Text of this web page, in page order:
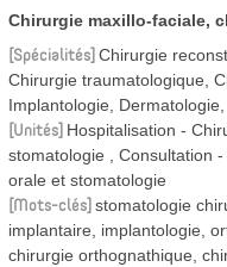
Chirurgie maxillo-faciale,
Spécialités Chirurgie
Chirurgie traumatologique,
Implantologie,
Unités Hospitalisation -
stomatologie
Consultation
orale et stomatologie
Mots-clés stomatologie
implantaire, implantologie,
chirurgie orthognathique,